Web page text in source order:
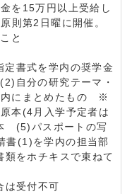
を15万円以上受給し
則第2日曜に開催。
こと
書式を学内の奨学金
自分の研究テーマ・
内にまとめたもの ※
本(4月入学予定者は
(5)パスポートの写
(1)を学内の担当部
をホチキスで束ねて
は受付不可